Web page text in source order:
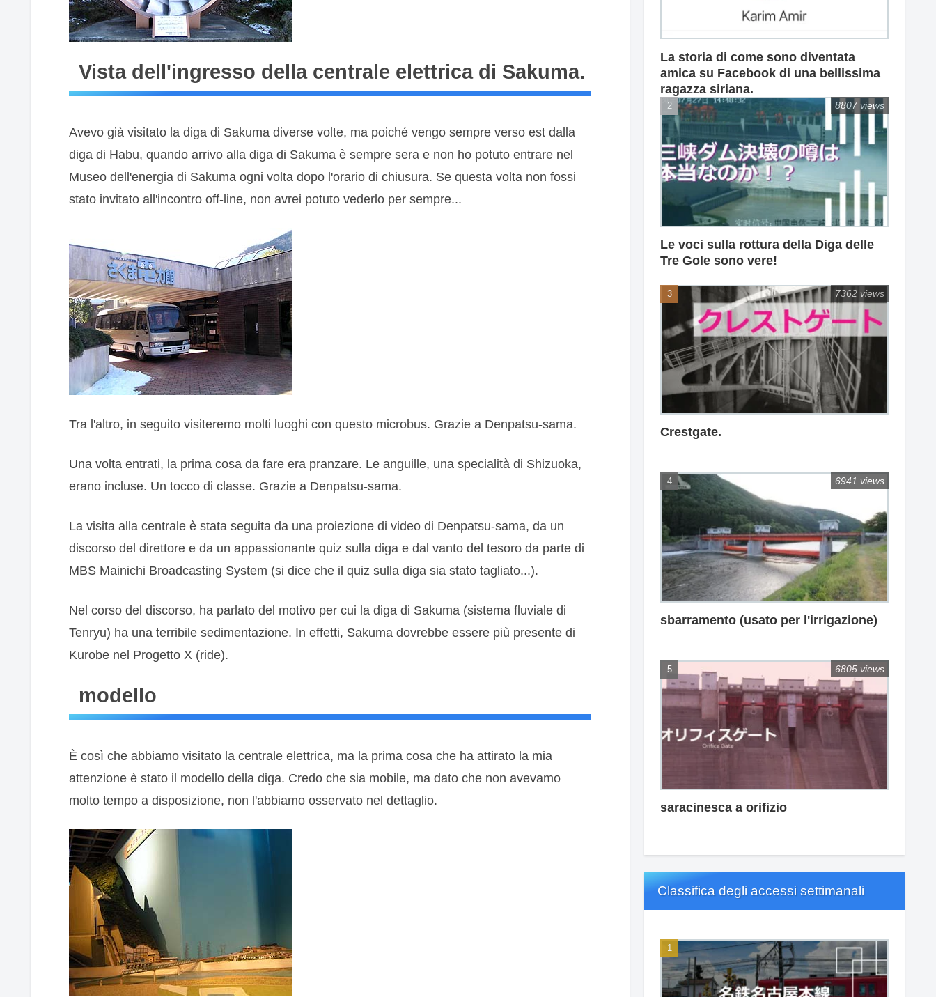
Vista dell'ingresso della centrale elettrica di Sakuma.
Avevo già visitato la diga di Sakuma diverse volte, ma poiché vengo sempre verso est dalla
diga di Habu, quando arrivo alla diga di Sakuma è sempre sera e non ho potuto entrare nel
Museo dell'energia di Sakuma ogni volta dopo l'orario di chiusura. Se questa volta non fossi
stato invitato all'incontro off-line, non avrei potuto vederlo per sempre...
Tra l'altro, in seguito visiteremo molti luoghi con questo microbus. Grazie a Denpatsu-sama.
Una volta entrati, la prima cosa da fare era pranzare. Le anguille, una specialità di Shizuoka,
erano incluse. Un tocco di classe. Grazie a Denpatsu-sama.
La visita alla centrale è stata seguita da una proiezione di video di Denpatsu-sama, da un
discorso del direttore e da un appassionante quiz sulla diga e dal vanto del tesoro da parte di
MBS Mainichi Broadcasting System (si dice che il quiz sulla diga sia stato tagliato...).
Nel corso del discorso, ha parlato del motivo per cui la diga di Sakuma (sistema fluviale di
Tenryu) ha una terribile sedimentazione. In effetti, Sakuma dovrebbe essere più presente di
Kurobe nel Progetto X (ride).
modello
È così che abbiamo visitato la centrale elettrica, ma la prima cosa che ha attirato la mia
attenzione è stato il modello della diga. Credo che sia mobile, ma dato che non avevamo
molto tempo a disposizione, non l'abbiamo osservato nel dettaglio.
La storia di come sono diventata
amica su Facebook di una bellissima
ragazza siriana.
Le voci sulla rottura della Diga delle
Tre Gole sono vere!
8807 views
Crestgate.
7362 views
sbarramento (usato per l'irrigazione)
6941 views
saracinesca a orifizio
6805 views
Classifica degli accessi settimanali